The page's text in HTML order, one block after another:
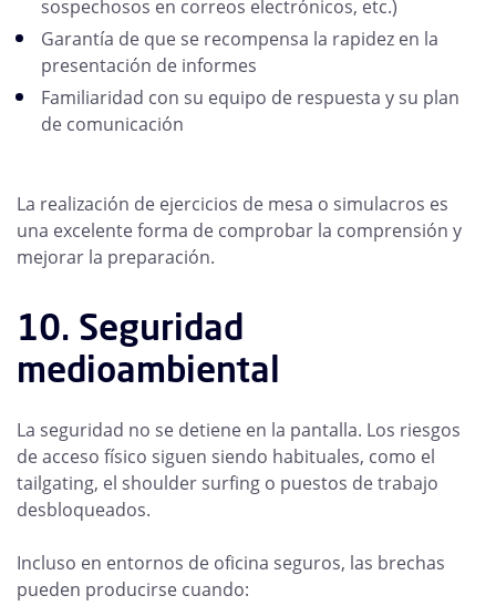
sospechosos en correos electrónicos, etc.)
Garantía de que se recompensa la rapidez en la
presentación de informes
Familiaridad con su equipo de respuesta y su plan
de comunicación
La realización de ejercicios de mesa o simulacros es
una excelente forma de comprobar la comprensión y
mejorar la preparación.
10. Seguridad
medioambiental
La seguridad no se detiene en la pantalla. Los riesgos
de acceso físico siguen siendo habituales, como el
tailgating, el shoulder surfing o puestos de trabajo
desbloqueados.
Incluso en entornos de oficina seguros, las brechas
pueden producirse cuando: